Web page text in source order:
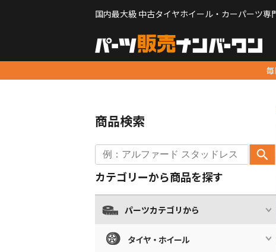
国内最大級 中古タイヤホイール・カーパーツ専
商品検索
カテゴリーから商品を探す
パーツカテゴリから
タイヤ・ホイール